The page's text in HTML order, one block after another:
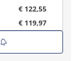
€ 122,55
€ 119,97